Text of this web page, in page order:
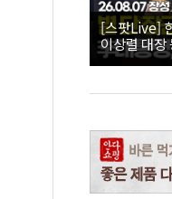
[스팟Live]
이상렬 대장
직접 수여｜